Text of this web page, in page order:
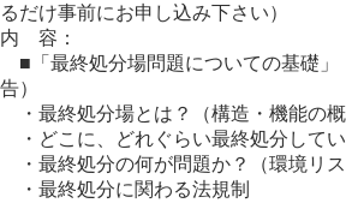
るだけ事前にお申し込み下さい）
内 容：
■「最終処分場問題についての基礎」
告）
・最終処分場とは？（構造・機能の概
・どこに、どれぐらい最終処分してい
・最終処分の何が問題か？（環境リス
・最終処分に関わる法規制